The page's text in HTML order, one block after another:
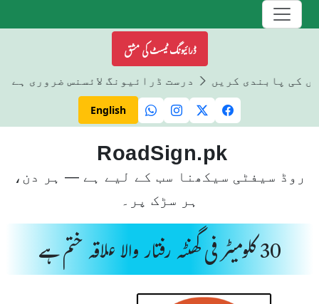
ڈرائیونگ ٹیسٹ کی مشق
کی پابندی کریں درست ڈرائیونگ لائسنس ضروری ہے
English
RoadSign.pk
روڈ سیفٹی سیکھنا سب کے لیے ہے — ہر دن،
ہر سڑک پر۔
30 کلومیٹر فی گھنٹہ رفتار والا علاقہ ختم ہے